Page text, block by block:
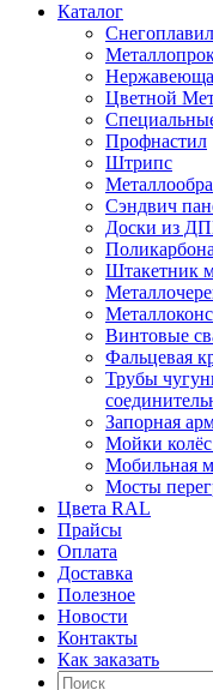
Каталог
Цветной
Профнастил
Штрипс
Сэндвич
Доски из
Штакетник
Винтовые
Фальцевая
Трубы
Запорная
Мойки
Мобильная
Мосты
Цвета RAL
Прайсы
Оплата
Доставка
Полезное
Новости
Контакты
Как заказать